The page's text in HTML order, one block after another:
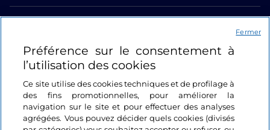
Se connecter
Suivez-nous
Préférence sur le consentement à
l’utilisation des cookies
Ce site utilise des cookies techniques et de profilage à
des fins promotionnelles, pour améliorer la
navigation sur le site et pour effectuer des analyses
agrégées. Vous pouvez décider quels cookies (divisés
Fermer